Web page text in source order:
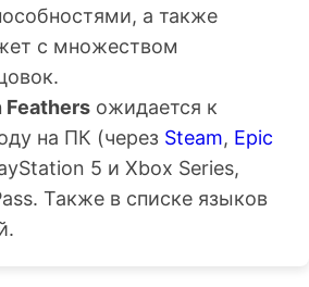
а также
с множеством
Feathers ожидается к
на ПК (через Steam, Epic
5 и Xbox Series,
Также в списке языков